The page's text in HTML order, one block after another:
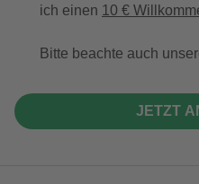
ich einen 10 €
Bitte beachte auch
JETZT